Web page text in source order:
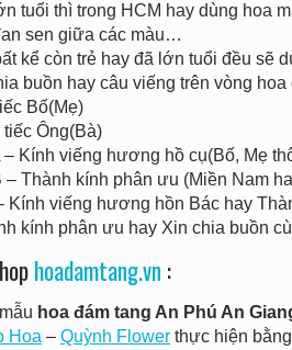
tuổi thì trong HCM hay dùng hoa
sen giữa các màu…
kể còn trẻ hay đã lớn tuổi đều sẽ
buồn hay câu viếng trên vòng hoa
Bố(Mẹ)
Ông(Bà)
viếng hương hồ cụ(Bố, Mẹ
kính phân ưu (Miền Nam
viếng hương hồn Bác hay
phân ưu hay Xin chia buồn
hoadamtang.vn :
hoa đám tang An Phú An
Hoa – Quỳnh Flower thực hiện